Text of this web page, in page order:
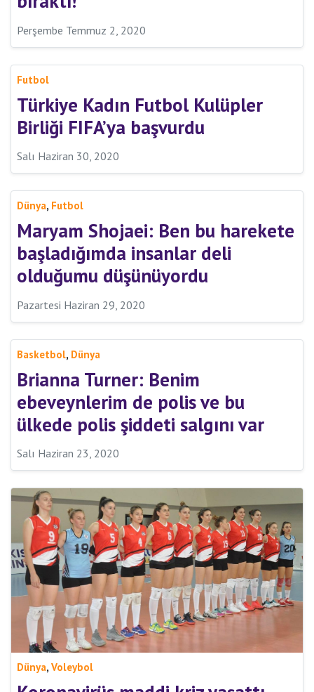
Perşembe Temmuz 2, 2020
Futbol
Türkiye Kadın Futbol Kulüpler
Birliği FIFA’ya başvurdu
Salı Haziran 30, 2020
Dünya, Futbol
Maryam Shojaei: Ben bu harekete
başladığımda insanlar deli
olduğumu düşünüyordu
Pazartesi Haziran 29, 2020
Basketbol, Dünya
Brianna Turner: Benim
ebeveynlerim de polis ve bu
ülkede polis şiddeti salgını var
Salı Haziran 23, 2020
Dünya, Voleybol